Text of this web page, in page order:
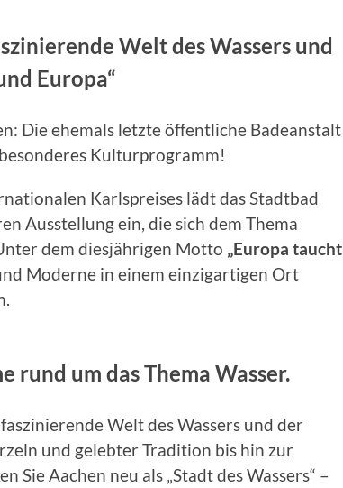
Welt des Wassers und
Europa“
Die ehemals letzte öffentliche Badeanstalt
Kulturprogramm!
Karlspreises lädt das Stadtbad
Ausstellung ein, die sich dem Thema
dem diesjährigen Motto „Europa taucht
Moderne in einem einzigartigen Ort
rund um das Thema Wasser.
Welt des Wassers und der
und gelebter Tradition bis hin zur
Aachen neu als „Stadt des Wassers“ –